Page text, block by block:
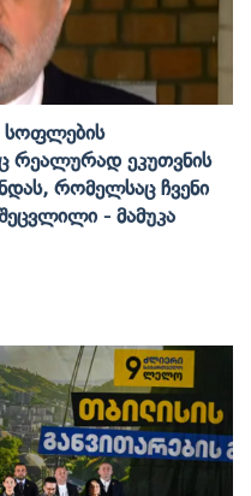
Სოფლების
Რეალურად Ეკუთვნის
Რომელსაც Ჩვენი
- Მამუკა